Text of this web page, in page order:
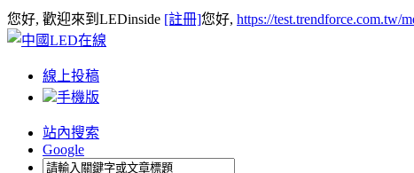
您好, 歡迎來到LEDinside [註冊]您好, https://test.trendforce.com.tw/
線上投稿
手機版
站內搜索
Google